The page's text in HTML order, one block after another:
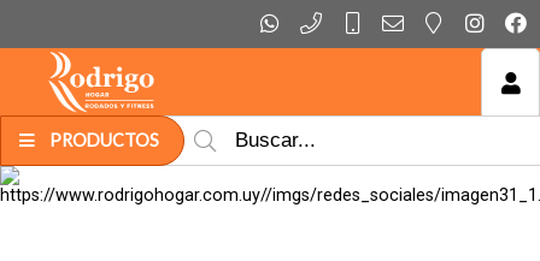
PRODUCTOS
MI COMPRA